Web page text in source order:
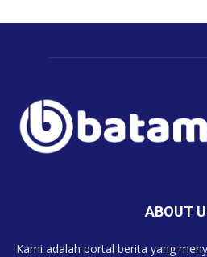
ABOUT
Kami adalah portal berita yang